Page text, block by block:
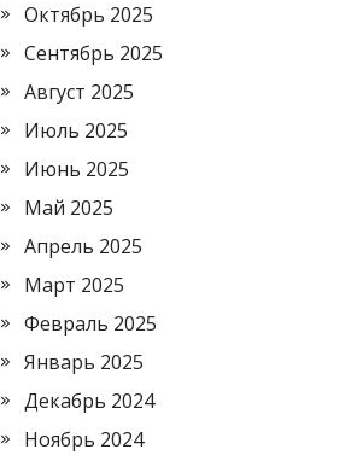
Октябрь 2025
Сентябрь 2025
Август 2025
Июль 2025
Июнь 2025
Май 2025
Апрель 2025
Март 2025
Февраль 2025
Январь 2025
Декабрь 2024
Ноябрь 2024